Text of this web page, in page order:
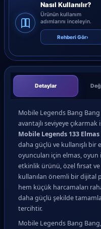
Nasıl Kullanılır?
Ürünün kullanım
adımlarını inceleyin.
Rehberi Gör›
Detaylar
Mobile Legends Bang
avantajlı seviyeye
Mobile Legends 133
daha güçlü ve kullanışlı bir
oyuncuları için elmas,
etkinlik ürünü, özel fırsat
kullanılan önemli bir dijital
hem küçük harcamaları
daha güçlü şekilde
tercihtir.
Mobile Legends Bang